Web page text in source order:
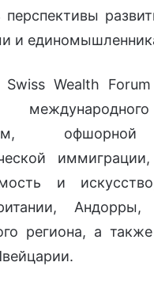
перспективы
и
Swiss Wealth
офшорной
и
региона, а